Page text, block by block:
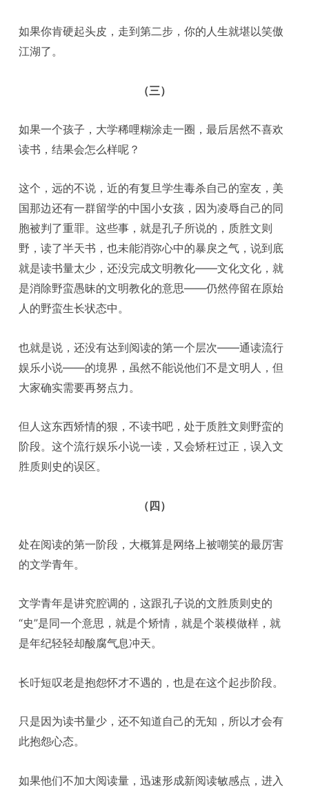
如果你肯硬起头皮，走到第二步，你的人生就堪以笑傲
江湖了。
（三）
如果一个孩子，大学稀哩糊涂走一圈，最后居然不喜欢
读书，结果会怎么样呢？
这个，远的不说，近的有复旦学生毒杀自己的室友，美
国那边还有一群留学的中国小女孩，因为凌辱自己的同
胞被判了重罪。这些事，就是孔子所说的，质胜文则
野，读了半天书，也未能消弥心中的暴戾之气，说到底
就是读书量太少，还没完成文明教化——文化文化，就
是消除野蛮愚昧的文明教化的意思——仍然停留在原始
人的野蛮生长状态中。
也就是说，还没有达到阅读的第一个层次——通读流行
娱乐小说——的境界，虽然不能说他们不是文明人，但
大家确实需要再努点力。
但人这东西矫情的狠，不读书吧，处于质胜文则野蛮的
阶段。这个流行娱乐小说一读，又会矫枉过正，误入文
胜质则史的误区。
（四）
处在阅读的第一阶段，大概算是网络上被嘲笑的最厉害
的文学青年。
文学青年是讲究腔调的，这跟孔子说的文胜质则史的
“史”是同一个意思，就是个矫情，就是个装模做样，就
是年纪轻轻却酸腐气息冲天。
长吁短叹老是抱怨怀才不遇的，也是在这个起步阶段。
只是因为读书量少，还不知道自己的无知，所以才会有
此抱怨心态。
如果他们不加大阅读量，迅速形成新阅读敏感点，进入